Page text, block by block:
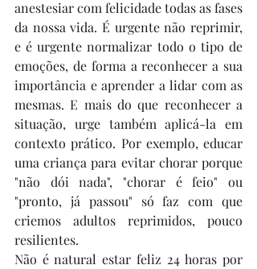
anestesiar com felicidade todas as fases
da nossa vida. É urgente não reprimir,
e é urgente normalizar todo o tipo de
emoções, de forma a reconhecer a sua
importância e aprender a lidar com as
mesmas. E mais do que reconhecer a
situação, urge também aplicá-la em
contexto prático. Por exemplo, educar
uma criança para evitar chorar porque
"não dói nada", "chorar é feio" ou
"pronto, já passou" só faz com que
criemos adultos reprimidos, pouco
resilientes.
Não é natural estar feliz 24 horas por